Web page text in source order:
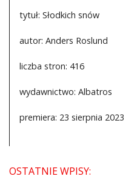
tytuł: Słodkich snów
autor: Anders Roslund
liczba stron: 416
wydawnictwo: Albatros
premiera: 23 sierpnia 2023
OSTATNIE WPISY: